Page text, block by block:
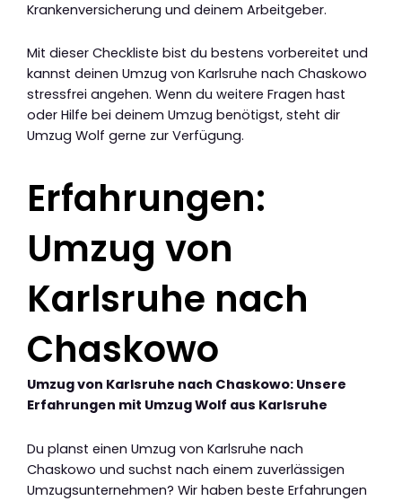
Krankenversicherung und deinem Arbeitgeber.
Mit dieser Checkliste bist du bestens vorbereitet und
kannst deinen Umzug von Karlsruhe nach Chaskowo
stressfrei angehen. Wenn du weitere Fragen hast
oder Hilfe bei deinem Umzug benötigst, steht dir
Umzug Wolf gerne zur Verfügung.
Erfahrungen:
Umzug von
Karlsruhe nach
Chaskowo
Umzug von Karlsruhe nach Chaskowo: Unsere
Erfahrungen mit Umzug Wolf aus Karlsruhe
Du planst einen Umzug von Karlsruhe nach
Chaskowo und suchst nach einem zuverlässigen
Umzugsunternehmen? Wir haben beste Erfahrungen